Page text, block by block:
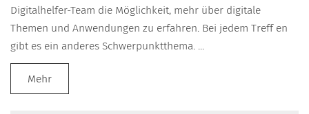
Digitalhelfer-Team die Möglichkeit, mehr über digitale
Themen und Anwendungen zu erfahren. Bei jedem Treff en
gibt es ein anderes Schwerpunktthema. ...
Mehr